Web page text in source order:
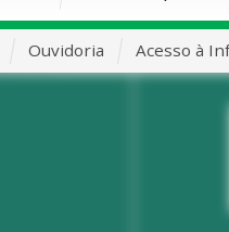
Ouvidoria Acesso à